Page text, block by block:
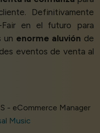
Definitivamente
Fair en el futuro para
un enorme aluvión de
eventos de venta al
- eCommerce Manager
Music